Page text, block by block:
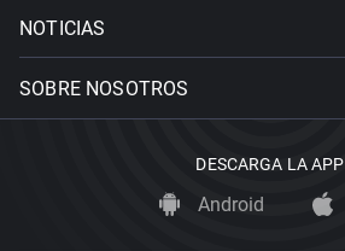
NOTICIAS
SOBRE NOSOTROS
DESCARGA LA APP
Android